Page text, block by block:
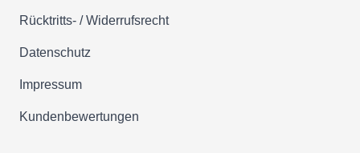
Rücktritts- / Widerrufsrecht
Datenschutz
Impressum
Kundenbewertungen